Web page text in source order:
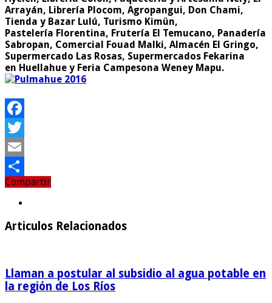
Arrayán, Librería Plocom, Agropangui, Don Chami,
Tienda y Bazar Lulú, Turismo Kimün,
Pastelería Florentina, Frutería El Temucano, Panadería
Sabropan, Comercial Fouad Malki, Almacén El Gringo,
Supermercado Las Rosas, Supermercados Fekarina
en Huellahue y Feria Campesona Weney Mapu.
Facebook
Twitter
Email
Compartir
Compartir
Articulos Relacionados
Llaman a postular al subsidio al agua potable en
la región de Los Ríos